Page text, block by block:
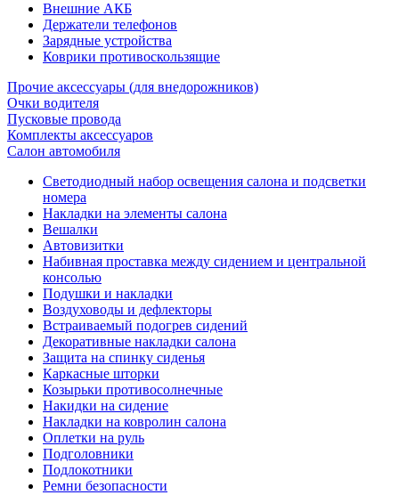
Внешние АКБ
Держатели телефонов
Зарядные устройства
Коврики противоскользящие
Прочие аксессуары (для внедорожников)
Очки водителя
Пусковые провода
Комплекты аксессуаров
Салон автомобиля
Светодиодный набор освещения салона и подсветки
номера
Накладки на элементы салона
Вешалки
Автовизитки
Набивная проставка между сидением и центральной
консолью
Подушки и накладки
Воздуховоды и дефлекторы
Встраиваемый подогрев сидений
Декоративные накладки салона
Защита на спинку сиденья
Каркасные шторки
Козырьки противосолнечные
Накидки на сидение
Накладки на ковролин салона
Оплетки на руль
Подголовники
Подлокотники
Ремни безопасности